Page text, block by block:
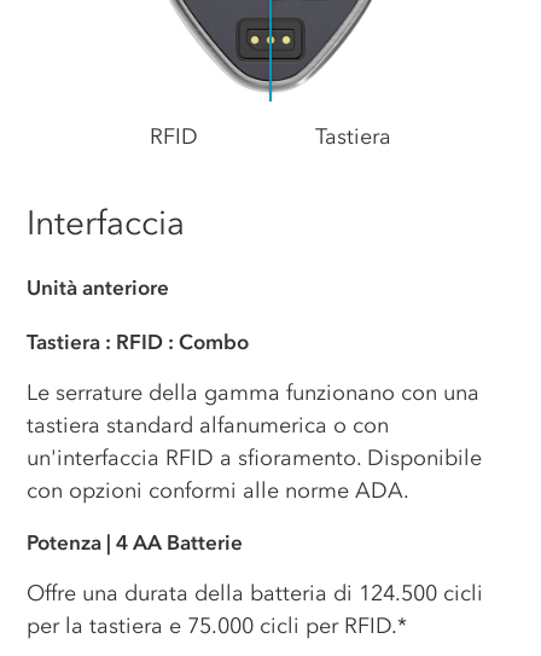
RFID Tastiera
Interfaccia
Unità anteriore
Tastiera : RFID :Combo
Le serrature della gamma funzionano con una
tastiera standard alfanumerica o con
un'interfaccia RFID a sfioramento. Disponibile
con opzioni conformi alle norme ADA.
Potenza | 4 AA Batterie
Offre una durata della batteria di 124.500 cicli
per la tastiera e 75.000 cicli per RFID.*